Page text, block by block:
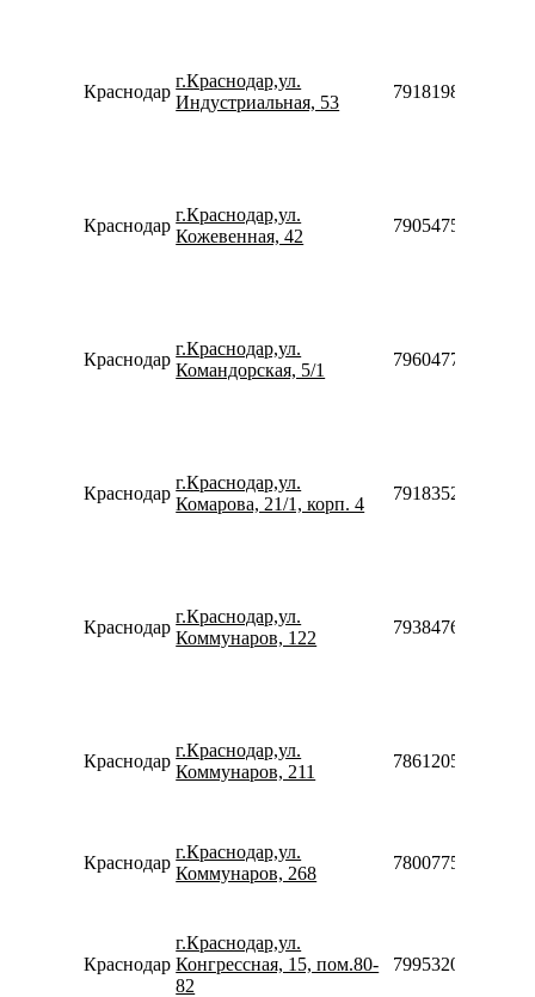
Краснодар
г.Краснодар,ул.
Индустриальная, 53
79181983948
Краснодар
г.Краснодар,ул.
Кожевенная, 42
79054754475
Краснодар
г.Краснодар,ул.
Командорская, 5/1
79604773077
Краснодар
г.Краснодар,ул.
Комарова, 21/1, корп. 4
79183520970
Краснодар
г.Краснодар,ул.
Коммунаров, 122
Краснодар
г.Краснодар,ул.
Коммунаров, 211
78612054610
Краснодар
г.Краснодар,ул.
Коммунаров, 268
78007753553
Краснодар
г.Краснодар,ул.
Конгрессная, 15, пом.80-
82
79953200595